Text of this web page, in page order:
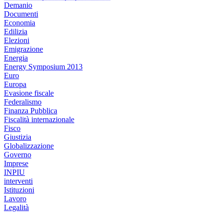
Demanio
Documenti
Economia
Edilizia
Elezioni
Emigrazione
Energia
Energy Symposium 2013
Euro
Europa
Evasione fiscale
Federalismo
Finanza Pubblica
Fiscalità internazionale
Fisco
Giustizia
Globalizzazione
Governo
Imprese
INPIU
interventi
Istituzioni
Lavoro
Legalità